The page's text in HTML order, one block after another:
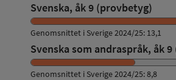
Svenska, åk 9 (provbetyg)
Genomsnittet i Sverige 2024/25: 13,1
Svenska som andraspråk, åk
Genomsnittet i Sverige 2024/25: 8,8